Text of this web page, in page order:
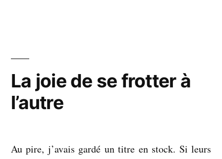
des
La joie de se frotter à
l’autre
Au pire, j’avais gardé un titre en stock. Si leurs